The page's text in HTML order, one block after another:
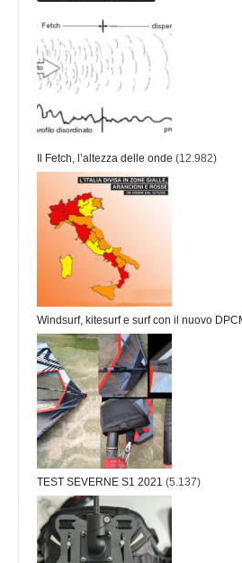
Il Fetch, l’altezza delle onde (12.982)
Windsurf, kitesurf e surf con il nuovo
TEST SEVERNE S1 2021 (5.137)